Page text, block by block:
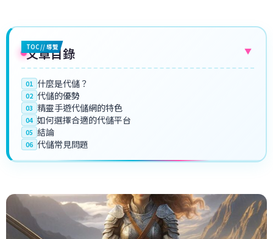
TOC // 導覽
文章目錄 ▼
01 什麼是代儲？
02 代儲的優勢
03 精靈手遊代儲網的特色
04 如何選擇合適的代儲平台
05 結論
06 代儲常見問題